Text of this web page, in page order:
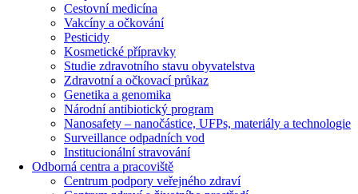
Cestovní medicína
Vakcíny a očkování
Pesticidy
Kosmetické přípravky
Studie zdravotního stavu obyvatelstva
Zdravotní a očkovací průkaz
Genetika a genomika
Národní antibiotický program
Nanosafety – nanočástice, UFPs, materiály a technologie
Surveillance odpadních vod
Institucionální stravování
Odborná centra a pracoviště
Centrum podpory veřejného zdraví